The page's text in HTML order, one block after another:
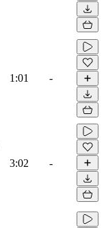
1:01 -
3:02 -